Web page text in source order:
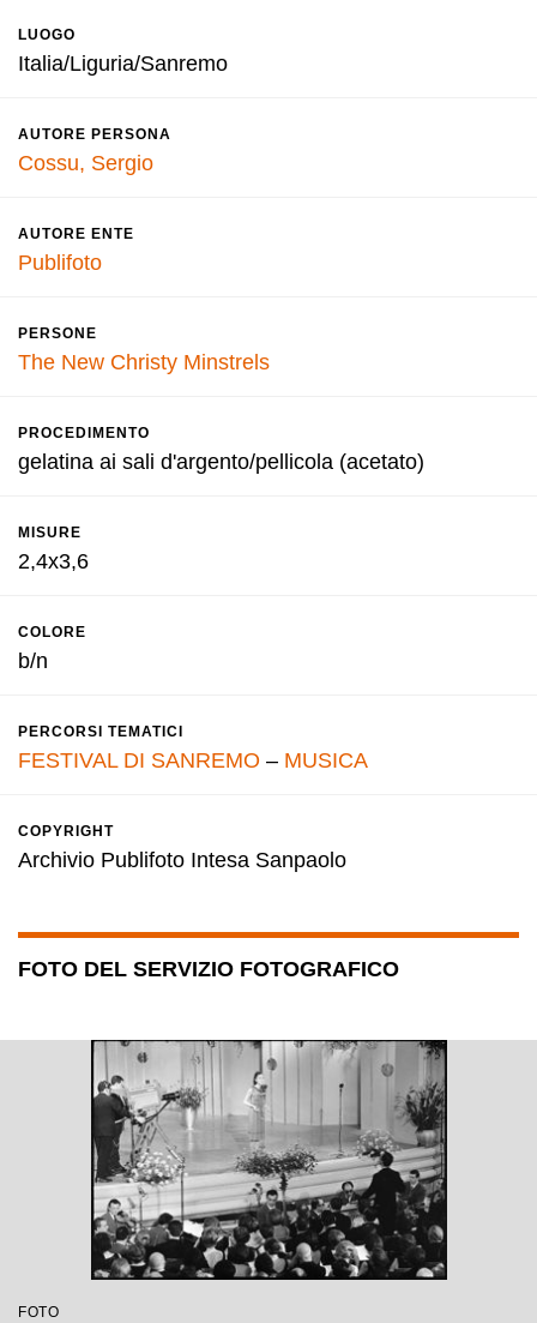
LUOGO
Italia/Liguria/Sanremo
AUTORE PERSONA
Cossu, Sergio
AUTORE ENTE
Publifoto
PERSONE
The New Christy Minstrels
PROCEDIMENTO
gelatina ai sali d'argento/pellicola (acetato)
MISURE
2,4x3,6
COLORE
b/n
PERCORSI TEMATICI
FESTIVAL DI SANREMO – MUSICA
COPYRIGHT
Archivio Publifoto Intesa Sanpaolo
FOTO DEL SERVIZIO FOTOGRAFICO
FOTO